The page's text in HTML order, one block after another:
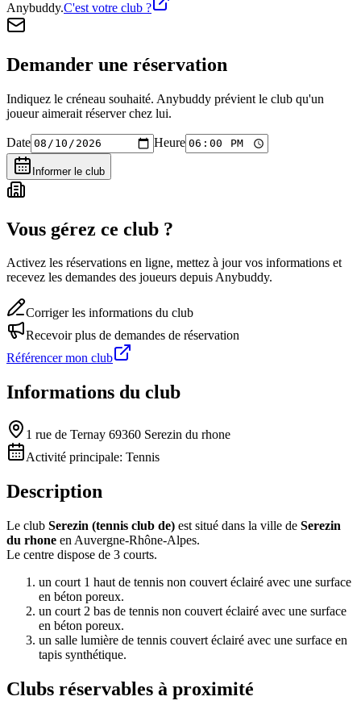
Anybuddy.C'est votre club ?
Demander une réservation
Indiquez le créneau souhaité. Anybuddy prévient le club qu'un
joueur aimerait réserver chez lui.
Date Heure
Informer le club
Vous gérez ce club ?
Activez les réservations en ligne, mettez à jour vos informations et
recevez les demandes des joueurs depuis Anybuddy.
Corriger les informations du club
Recevoir plus de demandes de réservation
Référencer mon club
Informations du club
1 rue de Ternay 69360 Serezin du rhone
Activité principale: Tennis
Description
Le club Serezin (tennis club de) est situé dans la ville de Serezin
du rhone en Auvergne-Rhône-Alpes.
Le centre dispose de 3 courts.
un court 1 haut de tennis non couvert éclairé avec une surface
en béton poreux.
un court 2 bas de tennis non couvert éclairé avec une surface
en béton poreux.
un salle lumière de tennis couvert éclairé avec une surface en
tapis synthétique.
Clubs réservables à proximité